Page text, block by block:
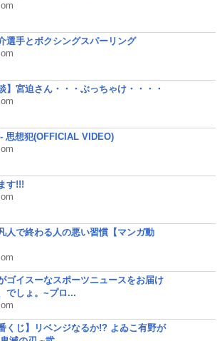
選手とボクシングスパーリング
】宮迫さん・・・ぶっちゃけ・・・・
思想犯(OFFICIAL VIDEO)
す!!!
人で終わる人の悪い習慣【マンガ動
ゴイスーなスポーツニュースをお届け
でしょ。~プロ...
くじ】リベンジなるか!? よゐこ有野が